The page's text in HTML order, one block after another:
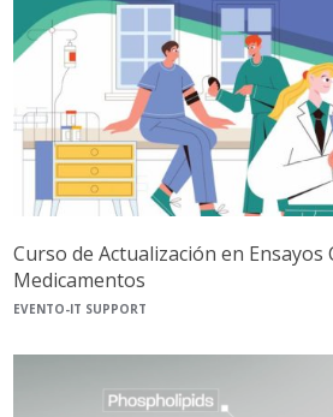
Curso de Actualización en Ensayos
Medicamentos
EVENTO-IT SUPPORT